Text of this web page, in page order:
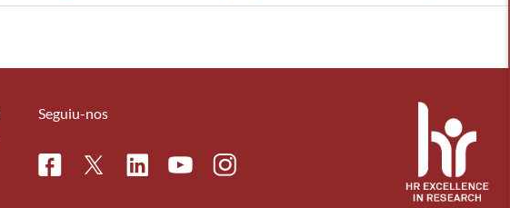
Seguiu-nos
FacebookTwitterLinkedinYoutubeInstagram